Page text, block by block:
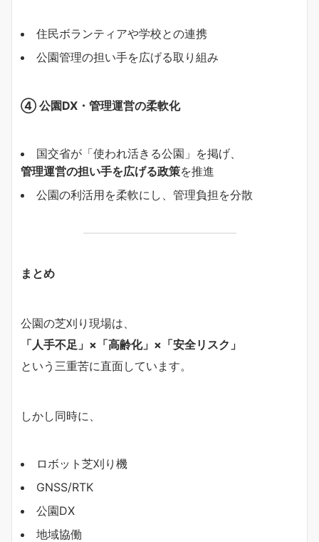
住民ボランティアや学校との連携
公園管理の担い手を広げる取り組み
④ 公園DX・管理運営の柔軟化
国交省が「使われ活きる公園」を掲げ、
管理運営の担い手を広げる政策を推進
公園の利活用を柔軟にし、管理負担を分散
まとめ
公園の芝刈り現場は、
「人手不足」×「高齢化」×「安全リスク」
という三重苦に直面しています。
しかし同時に、
ロボット芝刈り機
GNSS/RTK
公園DX
地域協働